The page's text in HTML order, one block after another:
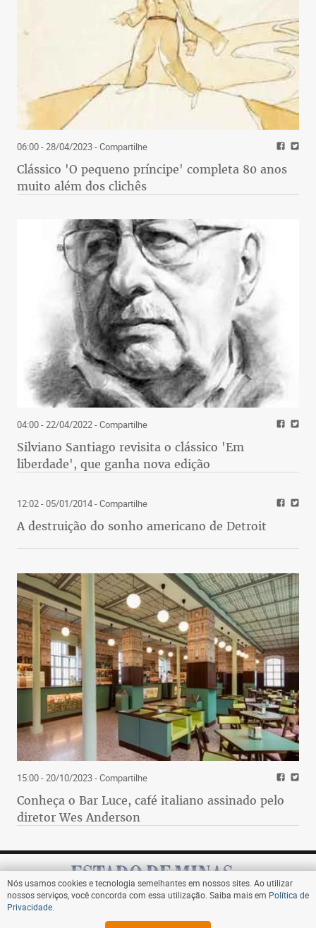
06:00 - 28/04/2023- Compartilhe
Clássico 'O pequeno príncipe' completa 80 anos
muito além dos clichês
04:00 - 22/04/2022- Compartilhe
Silviano Santiago revisita o clássico 'Em
liberdade', que ganha nova edição
12:02 - 05/01/2014- Compartilhe
A destruição do sonho americano de Detroit
15:00 - 20/10/2023- Compartilhe
Conheça o Bar Luce, café italiano assinado pelo
diretor Wes Anderson
Assine
Nós usamos cookies e tecnologia semelhantes em nossos sites. Ao utilizar
nossos serviços, você concorda com essa utilização. Saiba mais em Política de
Privacidade